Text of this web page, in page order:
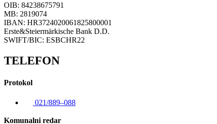
OIB: 84238675791
MB: 2819074
IBAN: HR3724020061825800001
Erste&Steiermärkische Bank D.D.
SWIFT/BIC: ESBCHR22
TELEFON
Protokol
021/889–088
Komunalni redar